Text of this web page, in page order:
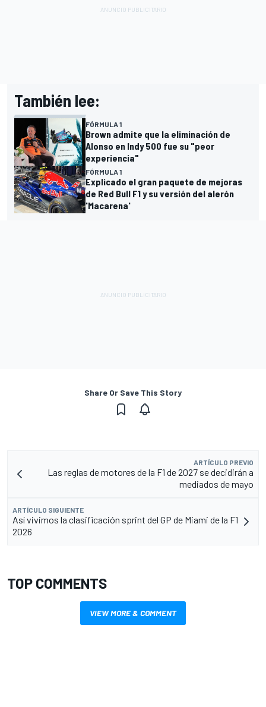
También lee:
FÓRMULA 1
Brown admite que la eliminación de
Alonso en Indy 500 fue su "peor
experiencia"
FÓRMULA 1
Explicado el gran paquete de mejoras
de Red Bull F1 y su versión del alerón
'Macarena'
Share Or Save This Story
ARTÍCULO PREVIO
Las reglas de motores de la F1 de 2027 se decidirán a
mediados de mayo
ARTÍCULO SIGUIENTE
Así vivimos la clasificación sprint del GP de Miami de la F1
2026
TOP COMMENTS
VIEW MORE & COMMENT